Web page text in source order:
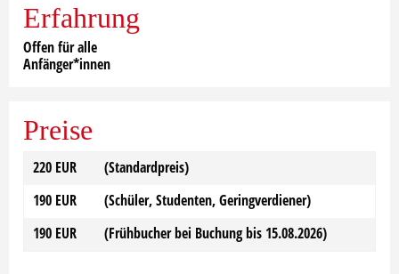
Erfahrung
Offen für alle
Anfänger*innen
Preise
220 EUR
(Standardpreis)
190 EUR
(Schüler, Studenten, Geringverdiener)
190 EUR
(Frühbucher bei Buchung bis 15.08.2026)